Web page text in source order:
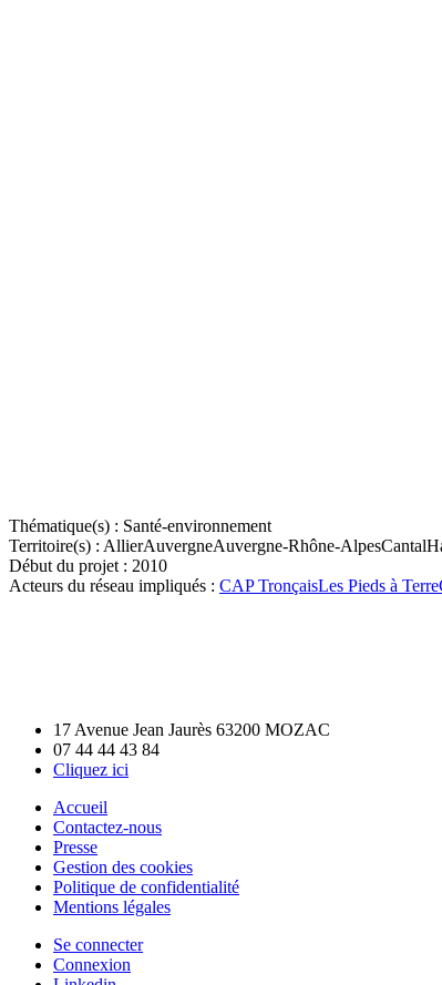
Thématique(s) : Santé-environnement
Territoire(s) : AllierAuvergneAuvergne-Rhône-AlpesCantal
Début du projet : 2010
Acteurs du réseau impliqués : CAP TronçaisLes Pieds à Terre
17 Avenue Jean Jaurès 63200 MOZAC
07 44 44 43 84
Cliquez ici
Accueil
Contactez-nous
Presse
Gestion des cookies
Politique de confidentialité
Mentions légales
Se connecter
Connexion